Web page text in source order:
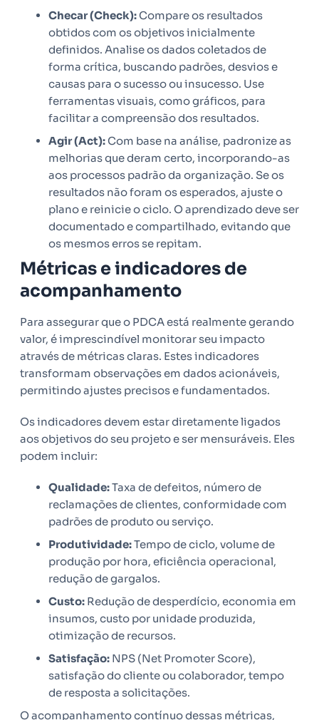
Checar (Check):Compare os resultados
obtidos com os objetivos inicialmente
definidos. Analise os dados coletados de
forma crítica, buscando padrões, desvios e
causas para o sucesso ou insucesso. Use
ferramentas visuais, como gráficos, para
facilitar a compreensão dos resultados.
Agir (Act):Com base na análise, padronize as
melhorias que deram certo, incorporando-as
aos processos padrão da organização. Se os
resultados não foram os esperados, ajuste o
plano e reinicie o ciclo. O aprendizado deve ser
documentado e compartilhado, evitando que
os mesmos erros se repitam.
Métricas e indicadores de
acompanhamento
Para assegurar que o PDCA está realmente gerando
valor, é imprescindível monitorar seu impacto
através de métricas claras. Estes indicadores
transformam observações em dados acionáveis,
permitindo ajustes precisos e fundamentados.
Os indicadores devem estar diretamente ligados
aos objetivos do seu projeto e ser mensuráveis. Eles
podem incluir:
Qualidade:Taxa de defeitos, número de
reclamações de clientes, conformidade com
padrões de produto ou serviço.
Produtividade:Tempo de ciclo, volume de
produção por hora, eficiência operacional,
redução de gargalos.
Custo: Redução de desperdício, economia em
insumos, custo por unidade produzida,
otimização de recursos.
Satisfação: NPS (Net Promoter Score),
satisfação do cliente ou colaborador, tempo
de resposta a solicitações.
O acompanhamento contínuo dessas métricas,